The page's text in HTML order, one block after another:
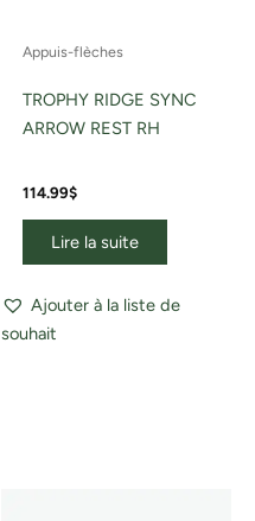
Appuis-flèches
TROPHY RIDGE SYNC
ARROW REST RH
114.99$
Lire la suite
Ajouter à la liste de
souhait